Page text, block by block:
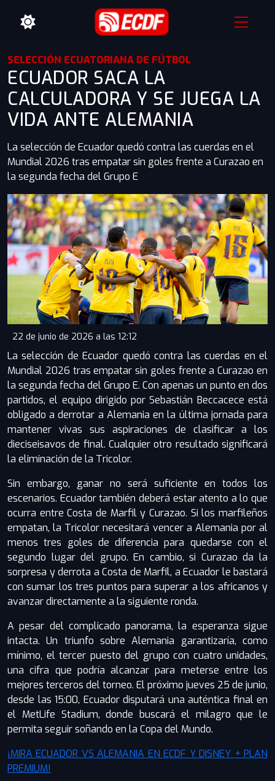
SELECCIÓN ECUATORIANA DE FÚTBOL
ECUADOR SACA LA
CALCULADORA Y SE JUEGA LA
VIDA ANTE ALEMANIA
La selección de Ecuador quedó contra las cuerdas en el
Mundial 2026 tras empatar sin goles frente a Curazao en
la segunda fecha del Grupo E
22 de junio de 2026 a las 12:12
La selección de Ecuador quedó contra las cuerdas en el
Mundial 2026 tras empatar sin goles frente a Curazao en
la segunda fecha del Grupo E. Con apenas un punto en dos
partidos, el equipo dirigido por Sebastián Beccacece está
obligado a derrotar a Alemania en la última jornada para
mantener vivas sus aspiraciones de clasificar a los
dieciseisavos de final. Cualquier otro resultado significará
la eliminación de la Tricolor.
Sin embargo, ganar no será suficiente en todos los
escenarios. Ecuador también deberá estar atento a lo que
ocurra entre Costa de Marfil y Curazao. Si los marfileños
empatan, la Tricolor necesitará vencer a Alemania por al
menos tres goles de diferencia para quedarse con el
segundo lugar del grupo. En cambio, si Curazao da la
sorpresa y derrota a Costa de Marfil, a Ecuador le bastará
con sumar los tres puntos para superar a los africanos y
avanzar directamente a la siguiente ronda.
A pesar del complicado panorama, la esperanza sigue
intacta. Un triunfo sobre Alemania garantizaría, como
mínimo, el tercer puesto del grupo con cuatro unidades,
una cifra que podría alcanzar para meterse entre los
mejores terceros del torneo. El próximo jueves 25 de junio,
desde las 15:00, Ecuador disputará una auténtica final en
el MetLife Stadium, donde buscará el milagro que le
permita seguir soñando en la Copa del Mundo.
¡MIRA ECUADOR VS ALEMANIA EN ECDF Y DISNEY + PLAN
PREMIUM!